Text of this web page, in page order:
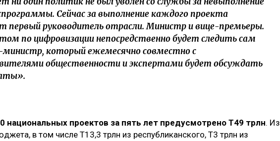
Сейчас за выполнение каждого проекта
первый руководитель отрасли. Министр и вице-премьеры.
по цифровизации непосредственно будет следить сам
который ежемесячно совместно с
общественности и экспертами будет обсуждать
национальных проектов за пять лет предусмотрено Т49 трлн. Из
в том числе Т13,3 трлн из республиканского, Т3 трлн из